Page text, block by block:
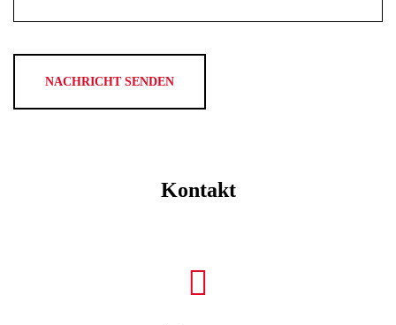
Kontakt